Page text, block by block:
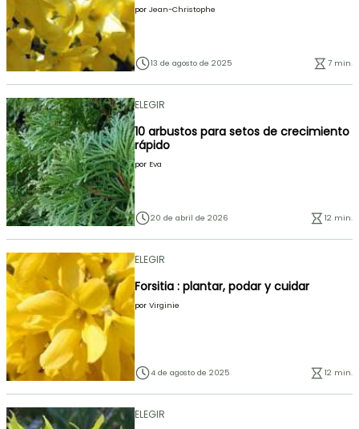
por Jean-Christophe
13 de agosto de 2025 7 min.
ELEGIR
10 arbustos para setos de crecimiento
rápido
por Eva
20 de abril de 2026 12 min.
ELEGIR
Forsitia : plantar, podar y cuidar
por Virginie
4 de agosto de 2025 12 min.
ELEGIR